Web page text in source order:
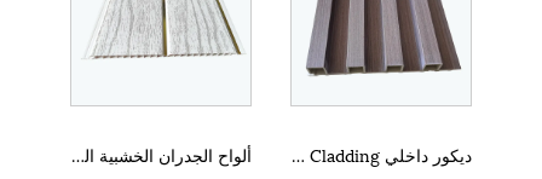
ألواح الجدران الخشبية الداخلية ديكور داخلي WPC Cladding